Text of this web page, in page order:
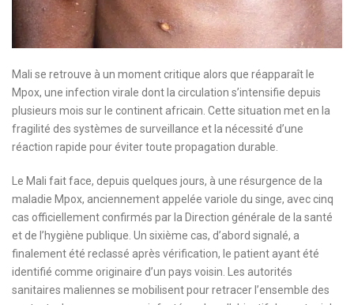
Mali se retrouve à un moment critique alors que réapparaît le
Mpox, une infection virale dont la circulation s’intensifie depuis
plusieurs mois sur le continent africain. Cette situation met en la
fragilité des systèmes de surveillance et la nécessité d’une
réaction rapide pour éviter toute propagation durable.
Le Mali fait face, depuis quelques jours, à une résurgence de la
maladie Mpox, anciennement appelée variole du singe, avec cinq
cas officiellement confirmés par la Direction générale de la santé
et de l’hygiène publique. Un sixième cas, d’abord signalé, a
finalement été reclassé après vérification, le patient ayant été
identifié comme originaire d’un pays voisin. Les autorités
sanitaires maliennes se mobilisent pour retracer l’ensemble des